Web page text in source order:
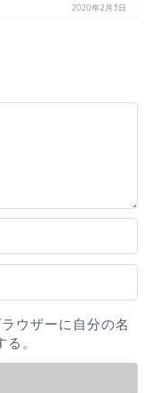
2020年2月3日
ウザーに自分の名
。